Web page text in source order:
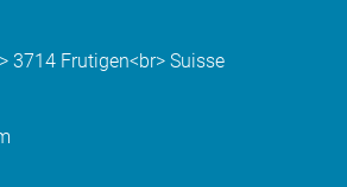
3714 Frutigen<br> Suisse